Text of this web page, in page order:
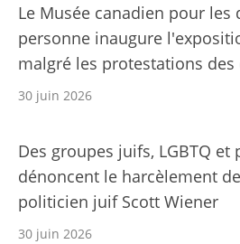
Le Musée canadien pour les
personne inaugure
malgré les protestations
30 juin 2026
Des groupes juifs, LGBTQ et
dénoncent le harcèlement
politicien juif Scott Wiener
30 juin 2026